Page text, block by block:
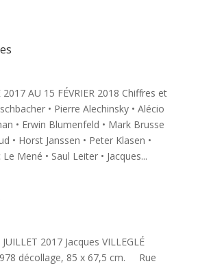
AU 15 FÉVRIER 2018 Chiffres et
• Pierre Alechinsky • Alécio
• Erwin Blumenfeld • Mark Brusse
• Horst Janssen • Peter Klasen •
Mené • Saul Leiter • Jacques...
2017 Jacques VILLEGLÉ
décollage, 85 x 67,5 cm. Rue